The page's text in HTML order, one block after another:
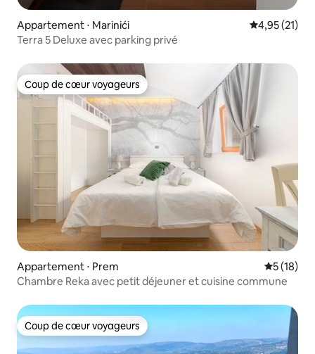
Appartement ⋅ Marinići Évaluation
4,95 (21)
Terra 5 Deluxe avec parking privé
Coup de cœur voyageurs
Coup de cœur voyageurs
Appartement ⋅ Prem
5 (18)
Chambre Reka avec petit déjeuner et cuisine commune
Coup de cœur voyageurs
Coup de cœur voyageurs